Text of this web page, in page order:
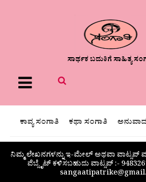
ಸಾರ್ಥಕ ಬದುಕಿಗೆ ಸಾಹಿತ್ಯ
Menu
ಕಾವ್ಯ ಸಂಗಾತಿ ಕಥಾ ಸಂಗಾತಿ
ನಿಮ್ಮ ಲೇಖನಗಳನ್ನು ಇ-ಮೇಲ್ ಅಥವಾ ವಾಟ್ಸಪ್
ವೆಬ್ಸೈಟ್ ಕಳಿಸಬಹುದು ವಾಟ್ಸಪ್‌ :-